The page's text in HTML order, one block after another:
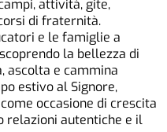
attività, gite,
di fraternità.
e le famiglie a
la bellezza di
ascolta e cammina
estivo al Signore,
occasione di crescita
relazioni autentiche e il